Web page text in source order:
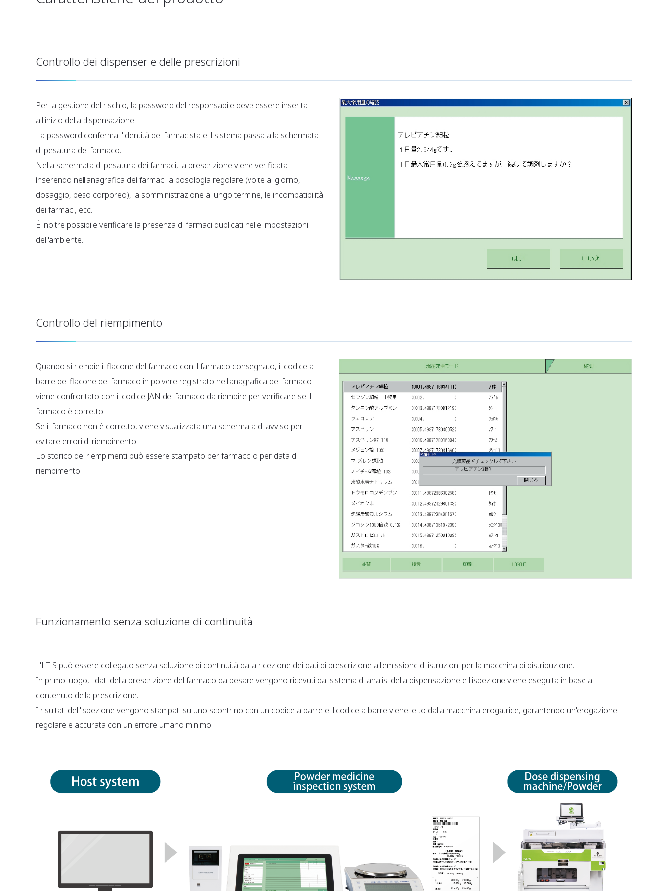
Controllo dei dispenser e delle prescrizioni
Per la gestione del rischio, la password del responsabile deve essere inserita
all'inizio della dispensazione.
La password conferma l'identità del farmacista e il sistema passa alla schermata
di pesatura del farmaco.
Nella schermata di pesatura dei farmaci, la prescrizione viene verificata
inserendo nell'anagrafica dei farmaci la posologia regolare (volte al giorno,
dosaggio, peso corporeo), la somministrazione a lungo termine, le incompatibilità
dei farmaci, ecc.
È inoltre possibile verificare la presenza di farmaci duplicati nelle impostazioni
dell'ambiente.
Controllo del riempimento
Quando si riempie il flacone del farmaco con il farmaco consegnato, il codice a
barre del flacone del farmaco in polvere registrato nell'anagrafica del farmaco
viene confrontato con il codice JAN del farmaco da riempire per verificare se il
farmaco è corretto.
Se il farmaco non è corretto, viene visualizzata una schermata di avviso per
evitare errori di riempimento.
Lo storico dei riempimenti può essere stampato per farmaco o per data di
riempimento.
Funzionamento senza soluzione di continuità
L'LT-S può essere collegato senza soluzione di continuità dalla ricezione dei dati di prescrizione all'emissione di istruzioni per la macchina di distribuzione.
In primo luogo, i dati della prescrizione del farmaco da pesare vengono ricevuti dal sistema di analisi della dispensazione e l'ispezione viene eseguita in base al
contenuto della prescrizione.
I risultati dell'ispezione vengono stampati su uno scontrino con un codice a barre e il codice a barre viene letto dalla macchina erogatrice, garantendo un'erogazione
regolare e accurata con un errore umano minimo.